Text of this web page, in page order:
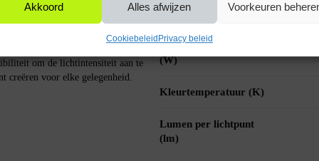
Akkoord Alles afwijzen Voorkeuren
Cookiebeleid Privacy beleid
in je bestaande GU5.3
om de lichtintensiteit aan te
creëren voor elke gelegenheid.
datagebruik document
Wattage per lichtpunt
(W)
Kleurtemperatuur (K)
Lumen per lichtpunt
(lm)